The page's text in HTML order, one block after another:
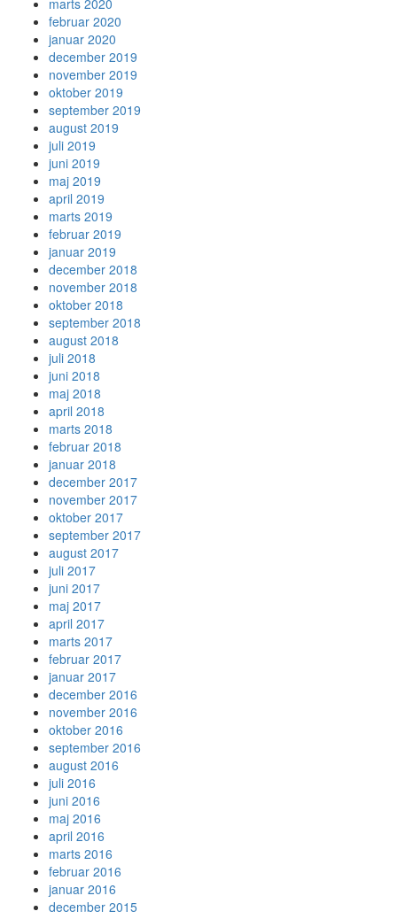
marts 2020
februar 2020
januar 2020
december 2019
november 2019
oktober 2019
september 2019
august 2019
juli 2019
juni 2019
maj 2019
april 2019
marts 2019
februar 2019
januar 2019
december 2018
november 2018
oktober 2018
september 2018
august 2018
juli 2018
juni 2018
maj 2018
april 2018
marts 2018
februar 2018
januar 2018
december 2017
november 2017
oktober 2017
september 2017
august 2017
juli 2017
juni 2017
maj 2017
april 2017
marts 2017
februar 2017
januar 2017
december 2016
november 2016
oktober 2016
september 2016
august 2016
juli 2016
juni 2016
maj 2016
april 2016
marts 2016
februar 2016
januar 2016
december 2015